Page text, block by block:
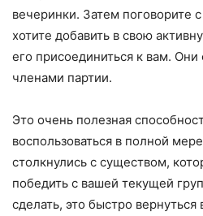
вечеринки. Затем поговорите
хотите добавить в свою
его присоединиться к вам. Они
членами партии.
Это очень полезная
воспользоваться в полной
столкнулись с существом,
победить с вашей текущей
сделать, это быстро